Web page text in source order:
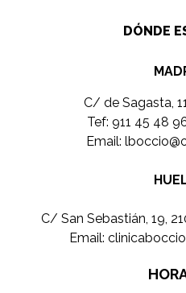
DÓNDE
C/ de Sagasta,
Tef: 911 45 48
Email:
C/ San Sebastián, 19,
Email: